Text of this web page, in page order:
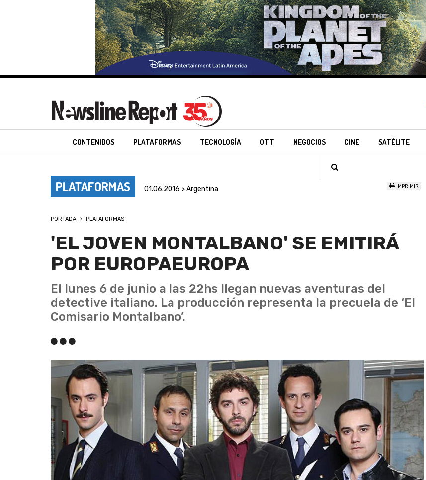
CONTENIDOS PLATAFORMAS TECNOLOGÍA OTT NEGOCIOS CINE SATÉLITE
PLATAFORMAS 01.06.2016 > Argentina IMPRIMIR
PORTADA PLATAFORMAS
'EL JOVEN MONTALBANO' SE EMITIRÁ
POR EUROPAEUROPA
El lunes 6 de junio a las 22hs llegan nuevas aventuras del
detective italiano. La producción representa la precuela de ‘El
Comisario Montalbano’.